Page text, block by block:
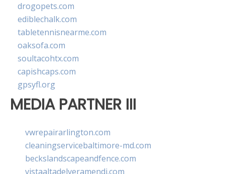
drogopets.com
ediblechalk.com
tabletennisnearme.com
oaksofa.com
soultacohtx.com
capishcaps.com
gpsyfl.org
MEDIA PARTNER III
vwrepairarlington.com
cleaningservicebaltimore-md.com
beckslandscapeandfence.com
vistaaltadelveramendi.com